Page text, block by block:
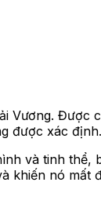
Vương. Được
được xác định.
và tinh thể,
khiến nó mất